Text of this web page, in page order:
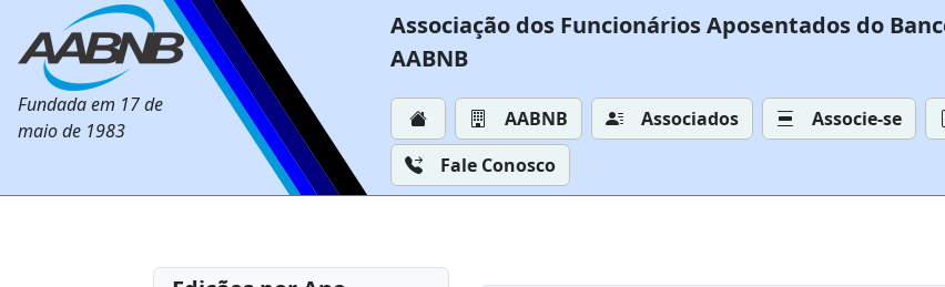
Fundada em 17 de
maio de 1983
Associação dos Funcionários Aposentados do
AABNB
AABNB Associados Associe-se
Fale Conosco